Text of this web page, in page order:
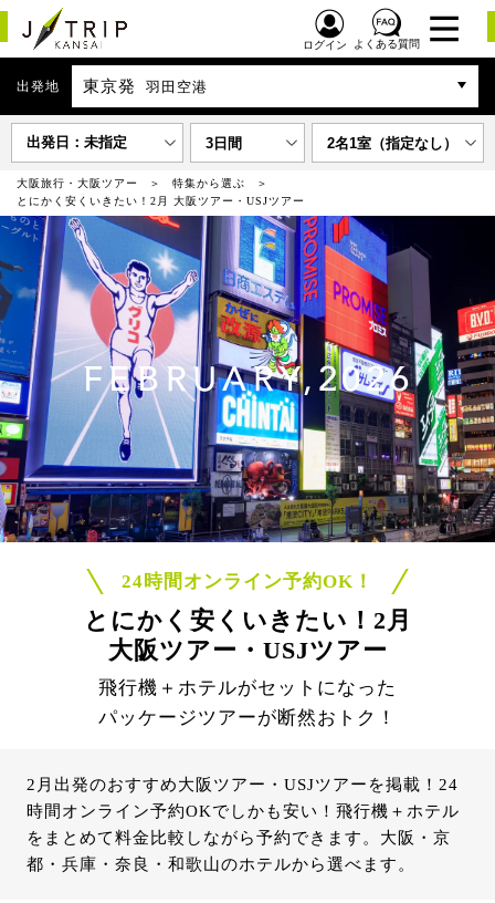
ログイン よくある質問
出発地 東京発 羽田空港
出発日：未指定 3日間 2名1室（指定なし）
大阪旅行・大阪ツアー
特集から選ぶ
とにかく安くいきたい！2月 大阪ツアー・USJツアー
FEBRUARY,2026
24時間オンライン予約OK！
とにかく安くいきたい！2月
大阪ツアー・USJツアー
飛行機＋ホテルがセットになった
パッケージツアーが断然おトク！
2月出発のおすすめ大阪ツアー・USJツアーを掲載！24
時間オンライン予約OKでしかも安い！飛行機＋ホテル
をまとめて料金比較しながら予約できます。大阪・京
都・兵庫・奈良・和歌山のホテルから選べます。